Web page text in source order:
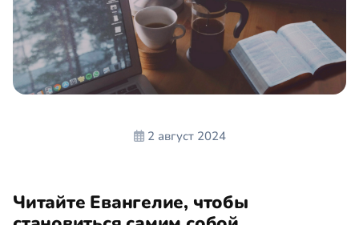
2 август 2024
Читайте Евангелие, чтобы